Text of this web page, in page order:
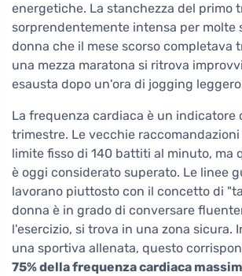
energetiche. La stanchezza del primo
sorprendentemente intensa per molte
donna che il mese scorso completava
una mezza maratona si ritrova
esausta dopo un'ora di jogging
La frequenza cardiaca è un indicatore
trimestre. Le vecchie
limite fisso di 140 battiti al minuto, ma
è oggi considerato superato. Le linee
lavorano piuttosto con il concetto di
donna è in grado di conversare
l'esercizio, si trova in una zona sicura.
una sportiva allenata, questo
75% della frequenza cardiaca